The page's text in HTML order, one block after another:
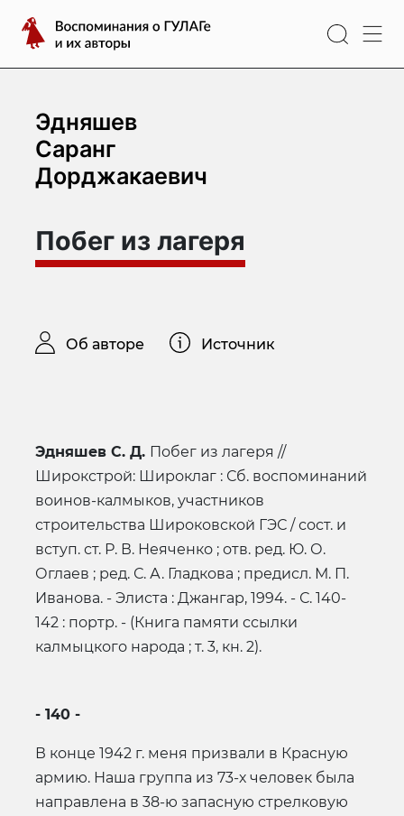
содержимому
Воспоминания
о
ГУЛАГе
их
авторы
Эдняшев
Саранг
Дорджакаевич
Побег из лагеря
Об авторе Источник
Эдняшев С. Д. Побег из лагеря //
Широкстрой: Широклаг : Сб. воспоминаний
воинов-калмыков, участников
строительства Широковской ГЭС / сост. и
вступ. ст. Р. В. Неяченко ; отв. ред. Ю. О.
Оглаев ; ред. С. А. Гладкова ; предисл. М. П.
Иванова. - Элиста : Джангар, 1994. - С. 140-
142 : портр. - (Книга памяти ссылки
калмыцкого народа ; т. 3, кн. 2).
- 140 -
В конце 1942 г. меня призвали в Красную
армию. Наша группа из 73-х человек была
направлена в 38-ю запасную стрелковую